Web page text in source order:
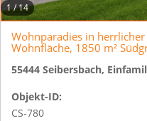
1/14
Wohnparadies in
Wohnfläche, 1850 m²
55444 Seibersbach,
Objekt-ID:
CS-780